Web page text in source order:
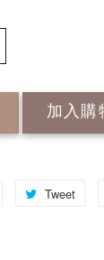
加入購
Tweet